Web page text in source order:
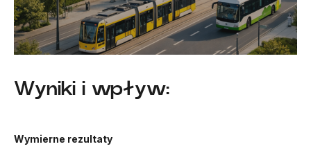
Wyniki i wpływ:
Wymierne rezultaty